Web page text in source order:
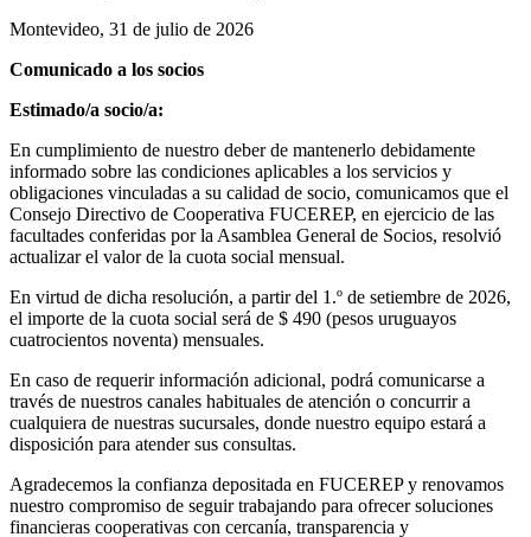
Montevideo, 31 de julio de 2026
Comunicado a los socios
Estimado/a socio/a:
En cumplimiento de nuestro deber de mantenerlo debidamente
informado sobre las condiciones aplicables a los servicios y
obligaciones vinculadas a su calidad de socio, comunicamos que el
Consejo Directivo de Cooperativa FUCEREP, en ejercicio de las
facultades conferidas por la Asamblea General de Socios, resolvió
actualizar el valor de la cuota social mensual.
En virtud de dicha resolución, a partir del 1.º de setiembre de 2026,
el importe de la cuota social será de $ 490 (pesos uruguayos
cuatrocientos noventa) mensuales.
En caso de requerir información adicional, podrá comunicarse a
través de nuestros canales habituales de atención o concurrir a
cualquiera de nuestras sucursales, donde nuestro equipo estará a
disposición para atender sus consultas.
Agradecemos la confianza depositada en FUCEREP y renovamos
nuestro compromiso de seguir trabajando para ofrecer soluciones
financieras cooperativas con cercanía, transparencia y